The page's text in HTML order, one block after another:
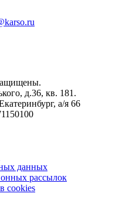
д.36, кв. 181.
а/я 66
данных
рассылок
cookies